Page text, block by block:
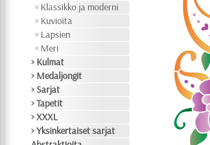
Klassikko ja moderni
Kuvioita
Lapsien
Meri
> Kulmat
> Medaljongit
> Sarjat
> Tapetit
> XXXL
> Yksinkertaiset sarjat